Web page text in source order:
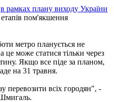
в рамках плану виходу України
пом'якшення
метро планується не
це може статися тільки через
Якщо все піде за планом,
на 31 травня.
перевозити всіх городян", -